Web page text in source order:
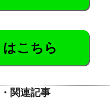
こちら
関連記事